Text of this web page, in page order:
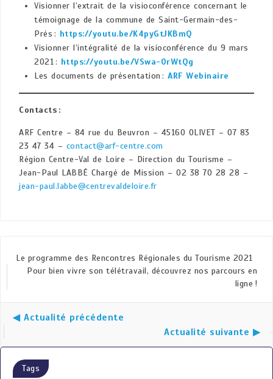
Visionner l’extrait de la visioconférence concernant le
témoignage de la commune de Saint-Germain-des-
Prés : https://youtu.be/K4pyGtJKBmQ
Visionner l’intégralité de la visioconférence du 9 mars
2021 : https://youtu.be/VSwa-OrWtQg
Les documents de présentation : ARF Webinaire
Contacts :
ARF Centre – 84 rue du Beuvron – 45160 OLIVET – 07 83
23 47 34 – contact@arf-centre.com
Région Centre-Val de Loire – Direction du Tourisme –
Jean-Paul LABBÉ Chargé de Mission – 02 38 70 28 28 –
jean-paul.labbe@centrevaldeloire.fr
Le programme des Rencontres Régionales du Tourisme 2021
Pour bien vivre son télétravail, découvrez nos parcours en
ligne !
◀ Actualité précédente
Actualité suivante ▶
Tags